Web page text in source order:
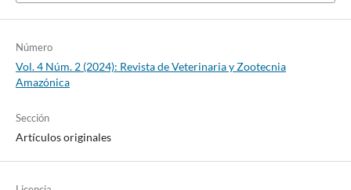
Número
Vol. 4 Núm. 2 (2024): Revista de Veterinaria y Zootecnia
Amazónica
Sección
Artículos originales